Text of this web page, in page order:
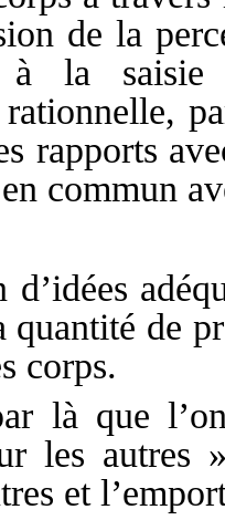
de la
à la
rationnelle,
rapports
commun
de
corps.
là que
les
et